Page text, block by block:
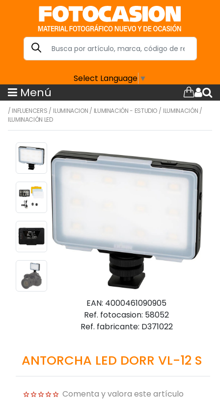
Select Language ▼
Menú
/ INFLUENCERS / ILUMINACION / ILUMINACIÓN - ESTUDIO / ILUMINACIÓN /
ILUMINACIÓN LED
EAN: 4000461090905
Ref. fotocasion: 58052
Ref. fabricante: D371022
ANTORCHA LED DORR VL-12 S
Comenta y valora este artículo